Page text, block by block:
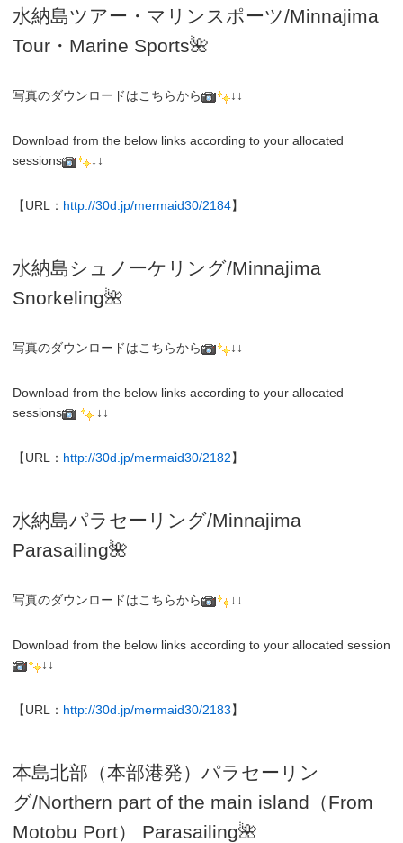
水納島ツアー・マリンスポーツ/Minnajima
Tour・Marine Sports🌺
写真のダウンロードはこちらから ↓↓
Download from the below links according to your allocated
sessions
↓↓
【URL： http://30d.jp/mermaid30/2184】
水納島シュノーケリング/Minnajima
Snorkeling🌺
写真のダウンロードはこちらから ↓↓
Download from the below links according to your allocated
sessions
↓↓
【URL： http://30d.jp/mermaid30/2182】
水納島パラセーリング/Minnajima
Parasailing🌺
写真のダウンロードはこちらから ↓↓
Download from the below links according to your allocated session
↓↓
【URL： http://30d.jp/mermaid30/2183】
本島北部（本部港発）パラセーリン
グ/Northern part of the main island（From
Motobu Port）
Parasailing🌺